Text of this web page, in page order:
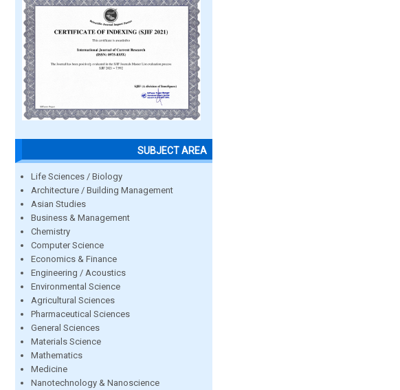
SUBJECT AREA
Life Sciences / Biology
Architecture / Building Management
Asian Studies
Business & Management
Chemistry
Computer Science
Economics & Finance
Engineering / Acoustics
Environmental Science
Agricultural Sciences
Pharmaceutical Sciences
General Sciences
Materials Science
Mathematics
Medicine
Nanotechnology & Nanoscience